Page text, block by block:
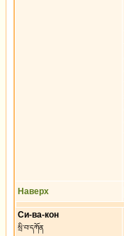
Наверх
Си-ва-кон
སྲི་བ་དཀོན